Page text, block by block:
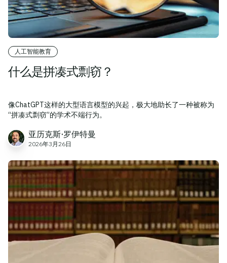
人工智能教育
什么是拼凑式剽窃？
像ChatGPT这样的大型语言模型的兴起，极大地助长了一种被称为
“拼凑式剽窃”的学术不端行为。
亚历克斯·罗伊特曼
2026年3月26日